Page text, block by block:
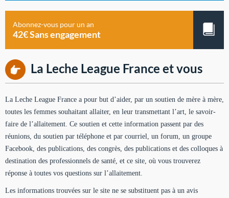
Abonnez-vous pour un an
42€ Sans engagement
La Leche League France et vous
La Leche League France a pour but d’aider, par un soutien de mère à mère,
toutes les femmes souhaitant allaiter, en leur transmettant l’art, le savoir-
faire de l’allaitement. Ce soutien et cette information passent par des
réunions, du soutien par téléphone et par courriel, un forum, un groupe
Facebook, des publications, des congrès, des publications et des colloques à
destination des professionnels de santé, et ce site, où vous trouverez
réponse à toutes vos questions sur l’allaitement.
Les informations trouvées sur le site ne se substituent pas à un avis